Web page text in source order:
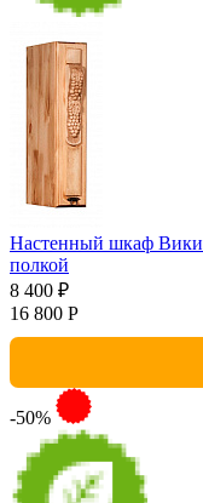
Настенный шкаф
полкой
8 400 ₽
16 800 Р
-50%